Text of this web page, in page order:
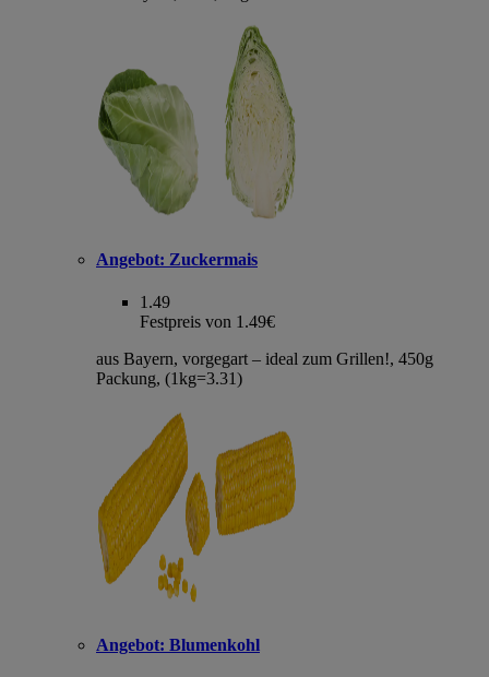
Angebot: Zuckermais
1.49
Festpreis von 1.49€
aus Bayern, vorgegart – ideal zum Grillen!, 450g
Packung, (1kg=3.31)
Angebot: Blumenkohl